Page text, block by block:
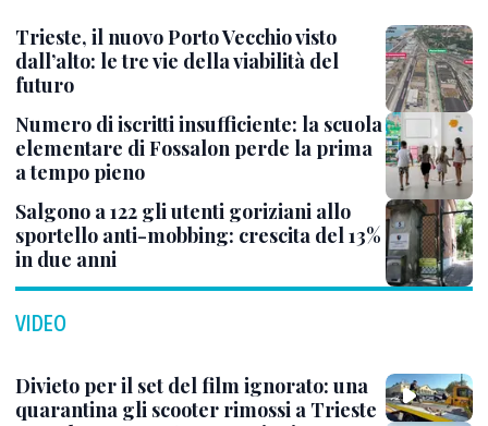
Trieste, il nuovo Porto Vecchio visto
dall’alto: le tre vie della viabilità del
futuro
Numero di iscritti insufficiente: la scuola
elementare di Fossalon perde la prima
a tempo pieno
Salgono a 122 gli utenti goriziani allo
sportello anti-mobbing: crescita del 13%
in due anni
VIDEO
Divieto per il set del film ignorato: una
quarantina gli scooter rimossi a Trieste